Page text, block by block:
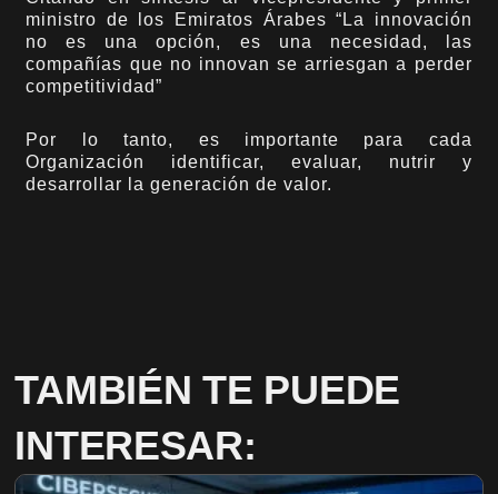
ministro de los Emiratos Árabes “La innovación
no es una opción, es una necesidad, las
compañías que no innovan se arriesgan a perder
competitividad”
Por lo tanto, es importante para cada
Organización identificar, evaluar, nutrir y
desarrollar la generación de valor.
TAMBIÉN TE PUEDE
INTERESAR: